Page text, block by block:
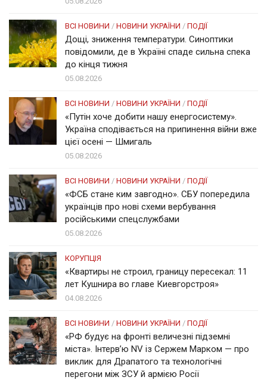
ВСІ НОВИНИ / НОВИНИ УКРАЇНИ / ПОДІЇ
Дощі, зниження температури. Синоптики
повідомили, де в Україні спаде сильна спека
до кінця тижня
05.08.2026
ВСІ НОВИНИ / НОВИНИ УКРАЇНИ / ПОДІЇ
«Путін хоче добити нашу енергосистему».
Україна сподівається на припинення війни вже
цієї осені — Шмигаль
05.08.2026
ВСІ НОВИНИ / НОВИНИ УКРАЇНИ / ПОДІЇ
«ФСБ стане ким завгодно». СБУ попередила
українців про нові схеми вербування
російськими спецслужбами
05.08.2026
КОРУПЦІЯ
«Квартиры не строил, границу пересекал: 11
лет Кушнира во главе Киевгорстроя»
04.08.2026
ВСІ НОВИНИ / НОВИНИ УКРАЇНИ / ПОДІЇ
«РФ будує на фронті величезні підземні
міста». Інтерв’ю NV із Сержем Марком — про
виклик для Драпатого та технологічні
перегони між ЗСУ й армією Росії